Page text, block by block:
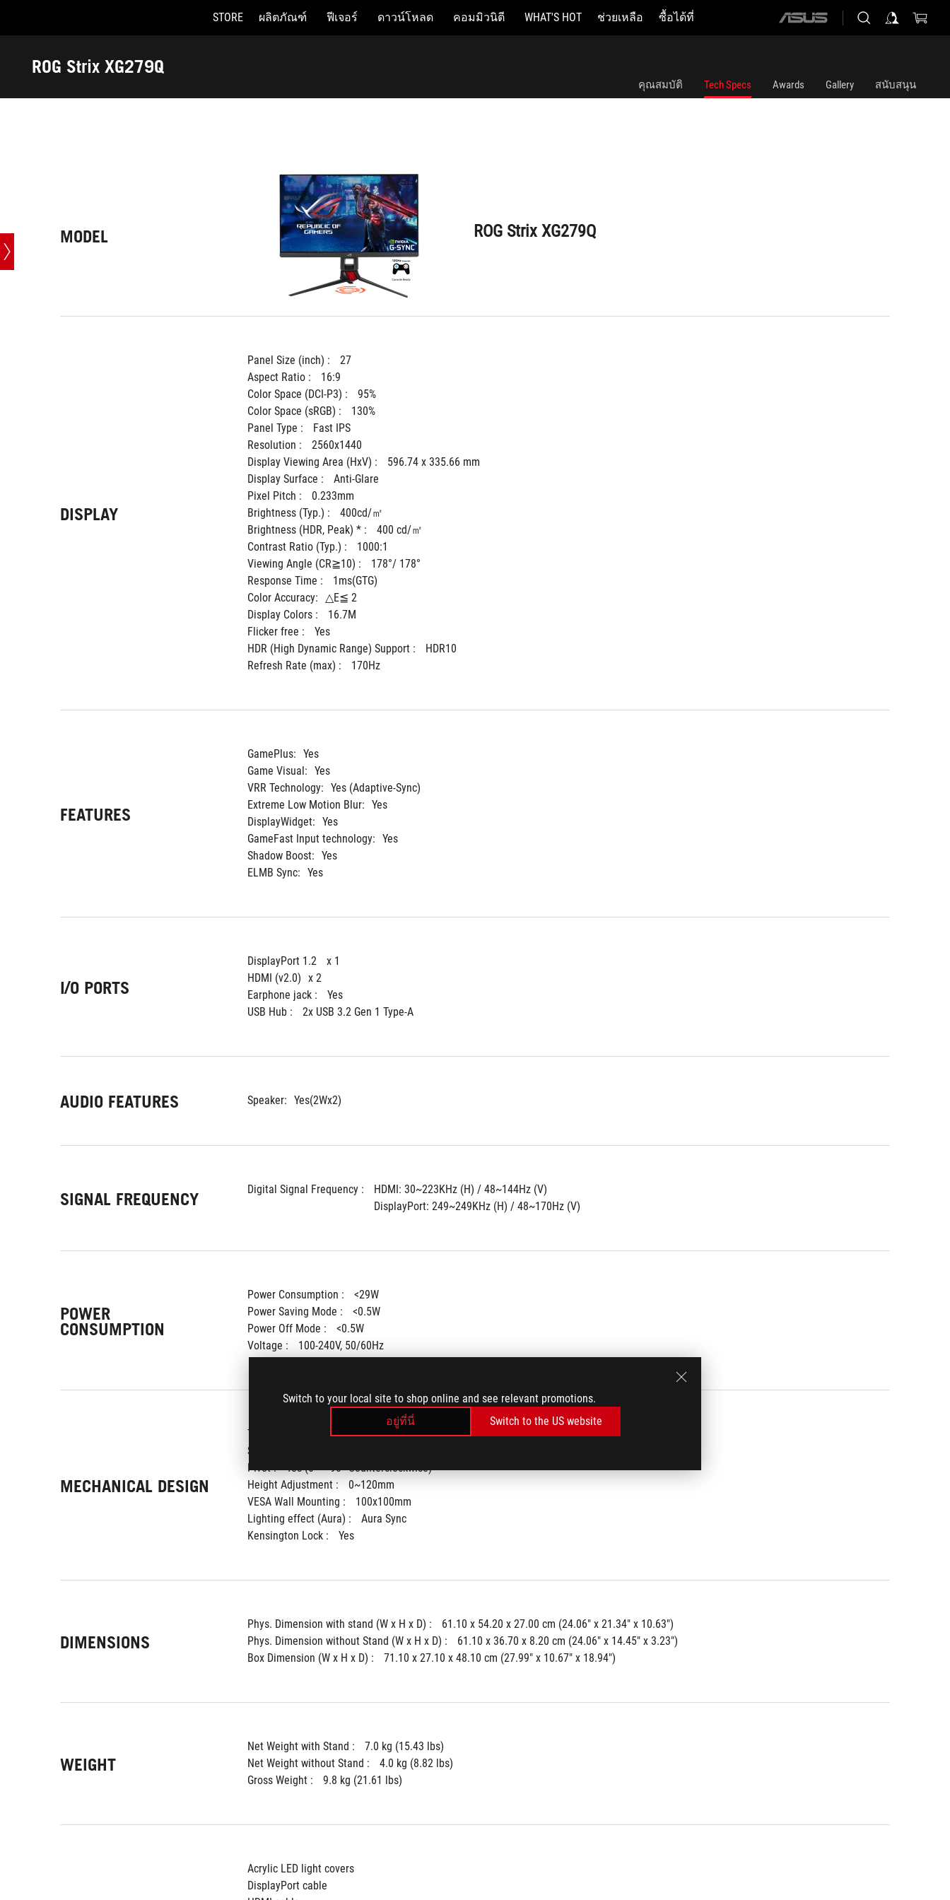
Switch to your local site to shop online and see relevant promotions.
อยู่ที่นี่
Switch to the US website
Accessibility links
STORE ผลิตภัณฑ์ ฟีเจอร์ ดาวน์โหลด คอมมิวนิตี WHAT'S HOT ช่วยเหลือ ซื้อได้ที่
ASUS
ROG Strix XG279Q
Tech
คุณสมบัติ Tech Specs Awards Gallery สนับสนุน
MODEL ROG Strix XG279Q
DISPLAY
Panel Size (inch) :
27
Aspect Ratio :
16:9
Color Space (DCI-P3) :
95%
Color Space (sRGB) :
130%
Panel Type :
Fast IPS
Resolution :
2560x1440
Display Viewing Area (HxV) :
596.74 x 335.66 mm
Display Surface :
Anti-Glare
Pixel Pitch :
0.233mm
Brightness (Typ.) :
400cd/㎡
Brightness (HDR, Peak) * :
400 cd/㎡
Contrast Ratio (Typ.) :
1000:1
Viewing Angle (CR≧10) :
178°/ 178°
Response Time :
1ms(GTG)
Color Accuracy:
△E≦ 2
Display Colors :
16.7M
Flicker free :
Yes
HDR (High Dynamic Range) Support :
HDR10
Refresh Rate (max) :
170Hz
FEATURES
GamePlus: Yes
Game Visual: Yes
VRR Technology: Yes (Adaptive-Sync)
Extreme Low Motion Blur: Yes
DisplayWidget: Yes
GameFast Input technology: Yes
Shadow Boost: Yes
ELMB Sync: Yes
I/O PORTS
DisplayPort 1.2
x 1
HDMI (v2.0) x 2
Earphone jack :
Yes
USB Hub :
2x USB 3.2 Gen 1 Type-A
AUDIO FEATURES Speaker: Yes(2Wx2)
SIGNAL FREQUENCY Digital Signal Frequency :
HDMI: 30~223KHz (H) / 48~144Hz (V)
DisplayPort: 249~249KHz (H) / 48~170Hz (V)
POWER
CONSUMPTION
Power Consumption :
<29W
Power Saving Mode :
<0.5W
Power Off Mode :
<0.5W
Voltage :
100-240V, 50/60Hz
MECHANICAL DESIGN
Tilt :
Yes (+20° ~ -5°)
Swivel :
Pivot : Yes (0° ~ 90° Counterclockwise)
Height Adjustment :
0~120mm
VESA Wall Mounting :
100x100mm
Lighting effect (Aura) :
Aura Sync
Kensington Lock :
Yes
DIMENSIONS
Phys. Dimension with stand (W x H x D) :
61.10 x 54.20 x 27.00 cm (24.06" x 21.34" x 10.63")
Phys. Dimension without Stand (W x H x D) :
61.10 x 36.70 x 8.20 cm (24.06" x 14.45" x 3.23")
Box Dimension (W x H x D) :
71.10 x 27.10 x 48.10 cm (27.99" x 10.67" x 18.94")
WEIGHT
Net Weight with Stand :
7.0 kg (15.43 lbs)
Net Weight without Stand :
4.0 kg (8.82 lbs)
Gross Weight :
9.8 kg (21.61 lbs)
Acrylic LED light covers
DisplayPort cable
ROG Strix XG279Q